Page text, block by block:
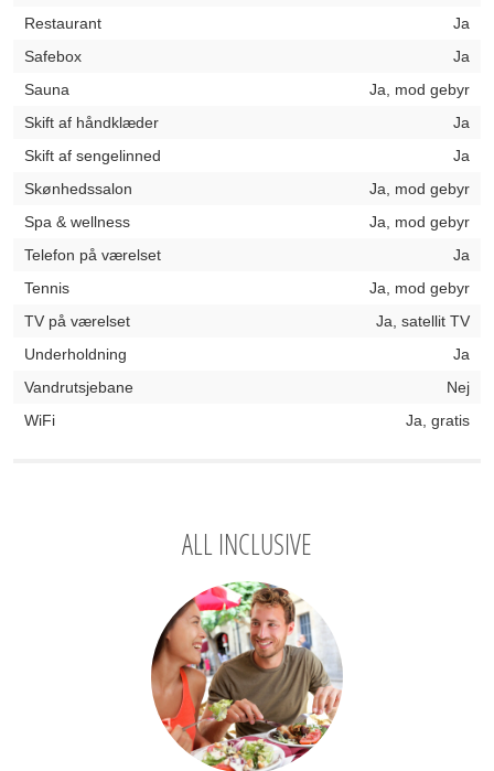
Restaurant
Ja
Safebox
Ja
Sauna
Ja, mod gebyr
Skift af håndklæder
Ja
Skift af sengelinned
Ja
Skønhedssalon
Ja, mod gebyr
Spa & wellness
Ja, mod gebyr
Telefon på værelset
Ja
Tennis
Ja, mod gebyr
TV på værelset
Ja, satellit TV
Underholdning
Ja
Vandrutsjebane
Nej
WiFi
Ja, gratis
ALL INCLUSIVE